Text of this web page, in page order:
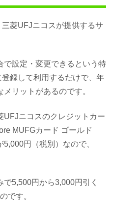
菱UFJニコスが提供するサ
で設定・変更できるという特
録して利用するだけで、年
リットがあるのです。
UFJニコスのクレジットカー
MUFGカード ゴールド
円（税別）なので、
5,500円から3,000円引く
です。